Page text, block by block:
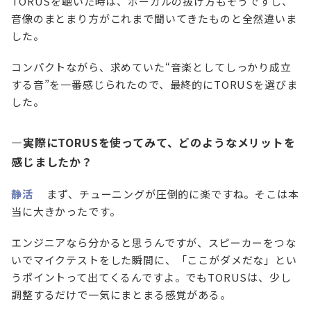
音像のまとまり方がこれまで聞いてきたものと全然違いま
した。
コンパクトながら、求めていた“音楽としてしっかり成立
する音”を一番感じられたので、最終的にTORUSを選びま
した。
—実際にTORUSを使ってみて、どのようなメリットを
感じましたか？
静活
まず、チューニングが圧倒的に楽ですね。そこは本
当に大きかったです。
エンジニアなら分かると思うんですが、スピーカーをつな
いでマイクテストをした瞬間に、「ここがダメだな」とい
うポイントって出てくるんですよ。でもTORUSは、少し
調整するだけで一気にまとまる感覚がある。